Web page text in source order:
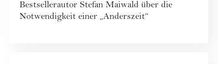
Bestsellerautor Stefan Maiwald über die
Notwendigkeit einer „Anderszeit“